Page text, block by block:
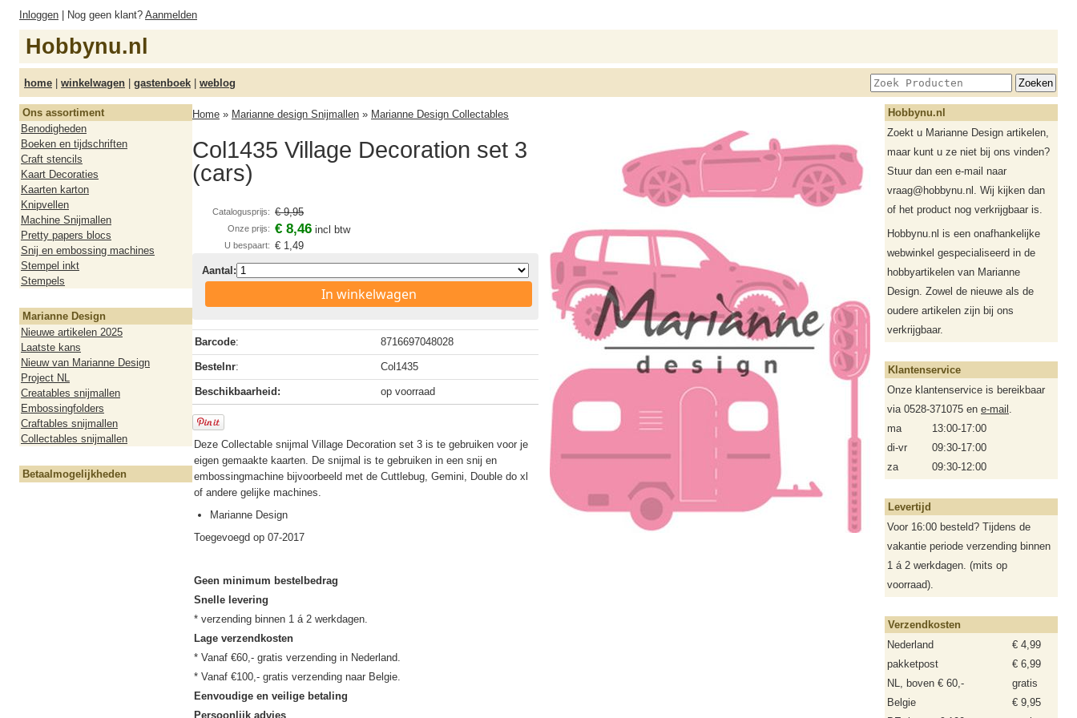
Inloggen | Nog geen klant? Aanmelden
Hobbynu.nl
home | winkelwagen | gastenboek | weblog
Ons assortiment
Benodigheden
Boeken en tijdschriften
Craft stencils
Kaart Decoraties
Kaarten karton
Knipvellen
Machine Snijmallen
Pretty papers blocs
Snij en embossing machines
Stempel inkt
Stempels
Marianne Design
Nieuwe artikelen 2025
Laatste kans
Nieuw van Marianne Design
Project NL
Creatables snijmallen
Embossingfolders
Craftables snijmallen
Collectables snijmallen
Betaalmogelijkheden
Home » Marianne design Snijmallen » Marianne Design Collectables
Col1435 Village Decoration set 3
(cars)
Catalogusprijs: € 9,95
Onze prijs: € 8,46 incl btw
U bespaart: € 1,49
Aantal:
In winkelwagen
Barcode: 8716697048028
Bestelnr: Col1435
Beschikbaarheid: op voorraad
Deze Collectable snijmal Village Decoration set 3 is te gebruiken voor je
eigen gemaakte kaarten. De snijmal is te gebruiken in een snij en
embossingmachine bijvoorbeeld met de Cuttlebug, Gemini, Double do xl
of andere gelijke machines.
Marianne Design
Toegevoegd op 07-2017
Geen minimum bestelbedrag
Snelle levering
Lage verzendkosten
* Vanaf €60,- gratis verzending in Nederland.
Eenvoudige en veilige betaling
Persoonlijk advies
Hobbynu.nl
Zoekt u Marianne Design artikelen,
maar kunt u ze niet bij ons vinden?
Stuur dan een e-mail naar
vraag@hobbynu.nl. Wij kijken dan
of het product nog verkrijgbaar is.
Hobbynu.nl is een onafhankelijke
webwinkel gespecialiseerd in de
hobbyartikelen van Marianne
Design. Zowel de nieuwe als de
oudere artikelen zijn bij ons
verkrijgbaar.
Klantenservice
Onze klantenservice is bereikbaar
via 0528-371075 en e-mail .
ma
13:00-17:00
di-vr
09:30-17:00
za
09:30-12:00
Levertijd
Voor 16:00 besteld? Tijdens de
vakantie periode verzending binnen
1 á 2 werkdagen. (mits op
voorraad).
Verzendkosten
Nederland
€ 4,99
pakketpost
€ 6,99
NL, boven € 60,-
gratis
Belgie
€ 9,95